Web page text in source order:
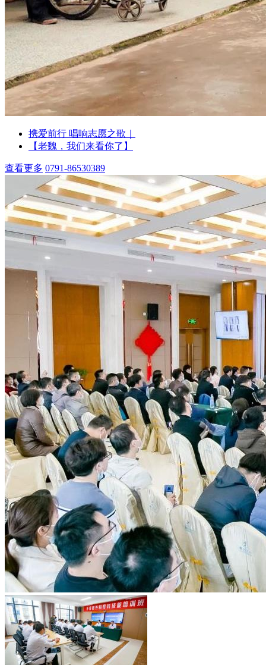
携爱前行 唱响志愿之歌｜
【老魏，我们来看你了】
查看更多 0791-86530389